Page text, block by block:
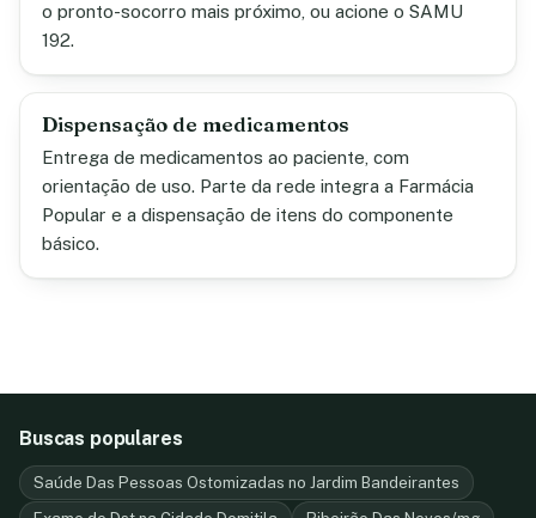
o pronto-socorro mais próximo, ou acione o SAMU
192.
Dispensação de medicamentos
Entrega de medicamentos ao paciente, com
orientação de uso. Parte da rede integra a Farmácia
Popular e a dispensação de itens do componente
básico.
Buscas populares
Saúde Das Pessoas Ostomizadas no Jardim Bandeirantes